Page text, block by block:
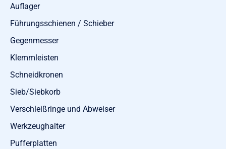
Auflager
Führungsschienen / Schieber
Gegenmesser
Klemmleisten
Schneidkronen
Sieb/Siebkorb
Verschleißringe und Abweiser
Werkzeughalter
Pufferplatten